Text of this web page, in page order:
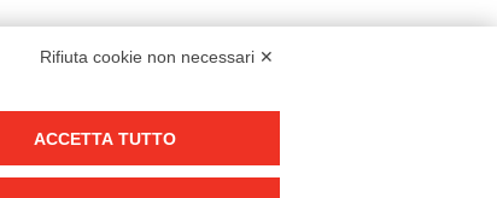
Rifiuta cookie non necessari ✕
ACCETTA TUTTO